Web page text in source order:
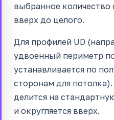
выбранное количество
вверх до целого.
Для профилей UD
удвоенный периметр
устанавливается по
сторонам для
делится на
и округляется вверх.